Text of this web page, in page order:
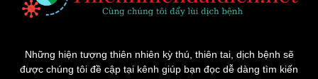
Những hiện tượng thiên nhiên kỳ thú, thiên tai, dịch bệnh sẽ
được chúng tôi đề cập tại kênh giúp bạn đọc dễ dàng tìm kiến